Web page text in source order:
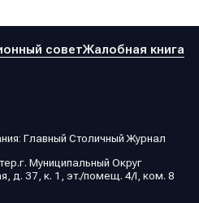
советЖалобная книга
Главный Столичный Журнал
Муниципальный Округ
д. 37, к. 1, эт./помещ. 4/I, ком. 8